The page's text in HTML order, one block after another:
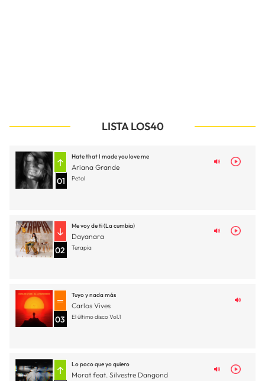
LISTA LOS40
01
Hate that I made you love me
Ariana Grande
Petal
02
Me voy de ti (La cumbia)
Dayanara
Terapia
03
Tuyo y nada más
Carlos Vives
El último disco Vol.1
Lo poco que yo quiero
Morat feat. Silvestre Dangond